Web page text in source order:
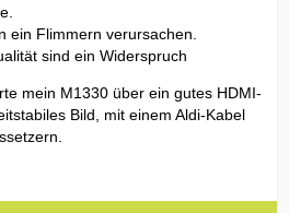
ein Flimmern verursachen.
sind ein Widerspruch
mein M1330 über ein gutes HDMI-
Bild, mit einem Aldi-Kabel